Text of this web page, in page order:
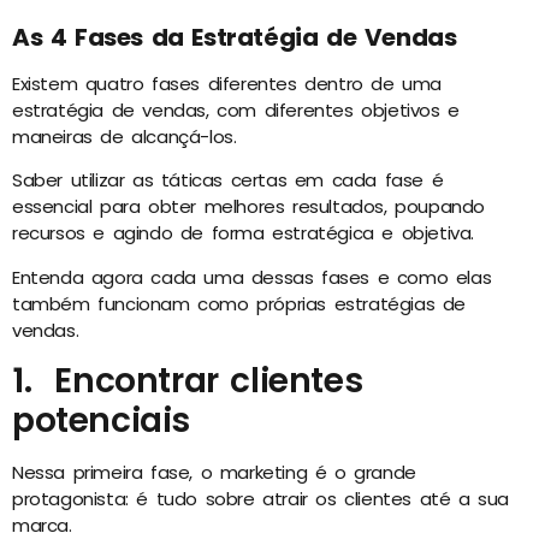
As 4 Fases da Estratégia de Vendas
Existem quatro fases diferentes dentro de uma
estratégia de vendas, com diferentes objetivos e
maneiras de alcançá-los.
Saber utilizar as táticas certas em cada fase é
essencial para obter melhores resultados, poupando
recursos e agindo de forma estratégica e objetiva.
Entenda agora cada uma dessas fases e como elas
também funcionam como próprias estratégias de
vendas.
1. Encontrar clientes
potenciais
Nessa primeira fase, o marketing é o grande
protagonista: é tudo sobre atrair os clientes até a sua
marca.